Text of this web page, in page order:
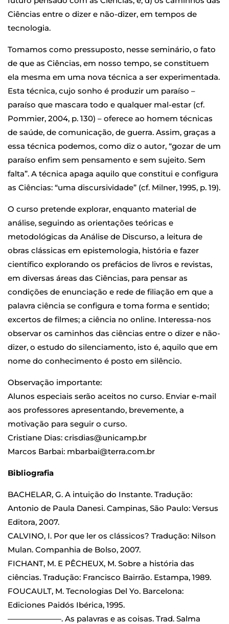
Ciências entre o dizer e não-dizer, em tempos de
tecnologia.
Tomamos como pressuposto, nesse seminário, o fato
de que as Ciências, em nosso tempo, se constituem
ela mesma em uma nova técnica a ser experimentada.
Esta técnica, cujo sonho é produzir um paraíso –
paraíso que mascara todo e qualquer mal-estar (cf.
Pommier, 2004, p. 130) – oferece ao homem técnicas
de saúde, de comunicação, de guerra. Assim, graças a
essa técnica podemos, como diz o autor, “gozar de um
paraíso enfim sem pensamento e sem sujeito. Sem
falta”. A técnica apaga aquilo que constitui e configura
as Ciências: “uma discursividade” (cf. Milner, 1995, p. 19).
O curso pretende explorar, enquanto material de
análise, seguindo as orientações teóricas e
metodológicas da Análise de Discurso, a leitura de
obras clássicas em epistemologia, história e fazer
científico explorando os prefácios de livros e revistas,
em diversas áreas das Ciências, para pensar as
condições de enunciação e rede de filiação em que a
palavra ciência se configura e toma forma e sentido;
excertos de filmes; a ciência no online. Interessa-nos
observar os caminhos das ciências entre o dizer e não-
dizer, o estudo do silenciamento, isto é, aquilo que em
nome do conhecimento é posto em silêncio.
Observação importante:
Alunos especiais serão aceitos no curso. Enviar e-mail
aos professores apresentando, brevemente, a
motivação para seguir o curso.
Cristiane Dias: crisdias@unicamp.br
Marcos Barbai: mbarbai@terra.com.br
Bibliografia
BACHELAR, G. A intuição do Instante. Tradução:
Antonio de Paula Danesi. Campinas, São Paulo: Versus
Editora, 2007.
CALVINO, I. Por que ler os clássicos? Tradução: Nilson
Mulan. Companhia de Bolso, 2007.
FICHANT, M. E PÊCHEUX, M. Sobre a história das
ciências. Tradução: Francisco Bairrão. Estampa, 1989.
FOUCAULT, M. Tecnologias Del Yo. Barcelona:
Ediciones Paidós Ibérica, 1995.
———————. As palavras e as coisas. Trad. Salma